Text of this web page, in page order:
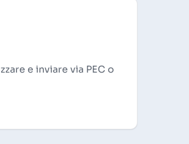
e inviare via PEC o